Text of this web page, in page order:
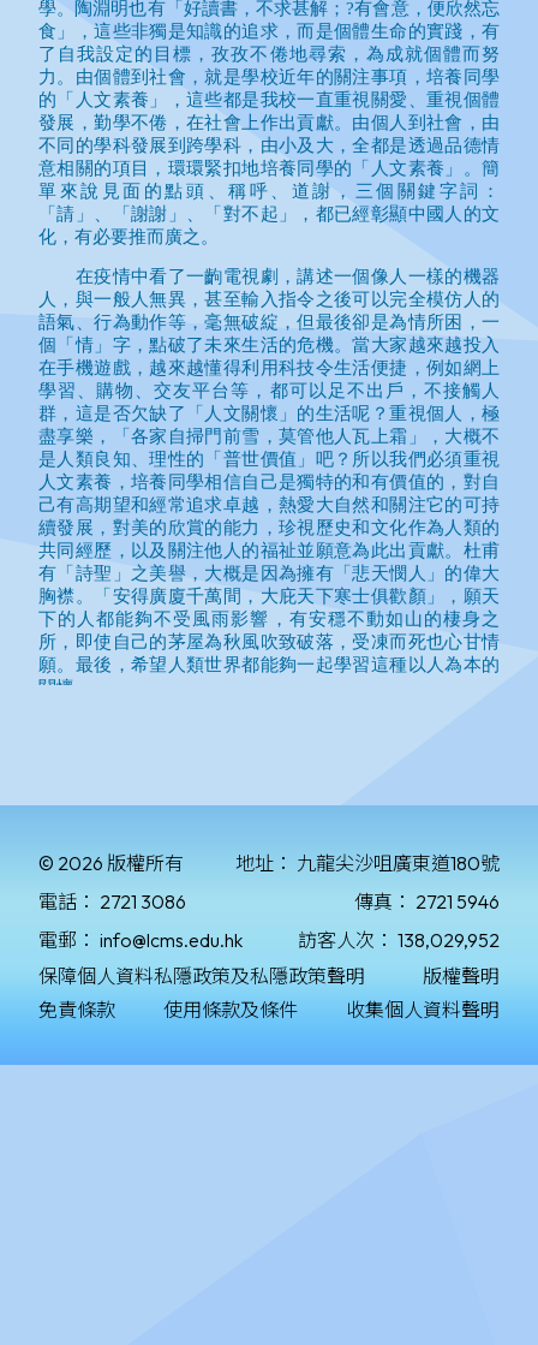
© 2026 版權所有 地址： 九龍尖沙咀廣東道180號
電話： 2721 3086 傳真： 2721 5946
電郵： info@lcms.edu.hk 訪客人次： 138,029,952
保障個人資料私隱政策及私隱政策聲明
版權聲明
免責條款
使用條款及條件 收集個人資料聲明